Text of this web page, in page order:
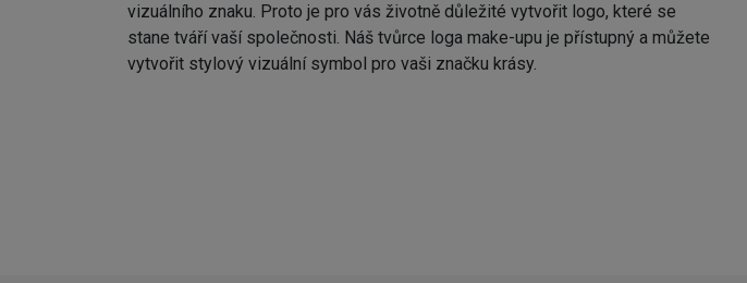
vizuálního znaku. Proto je pro vás životně důležité vytvořit logo, které se
stane tváří vaší společnosti. Náš tvůrce loga make-upu je přístupný a můžete
vytvořit stylový vizuální symbol pro vaši značku krásy.